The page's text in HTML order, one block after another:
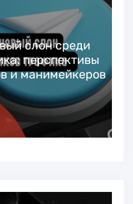
слон среди
перспективы
и манимейкеров